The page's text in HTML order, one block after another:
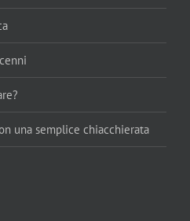
una semplice chiacchierata